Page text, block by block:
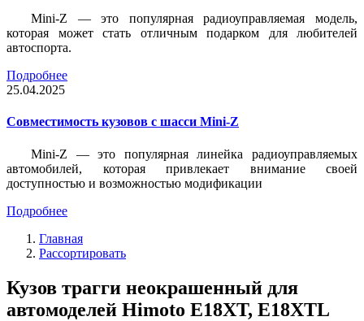
Mini-Z — это популярная радиоуправляемая модель,
которая может стать отличным подарком для любителей
автоспорта.
Подробнее
25.04.2025
Совместимость кузовов с шасси Mini-Z
Mini-Z — это популярная линейка радиоуправляемых
автомобилей, которая привлекает внимание своей
доступностью и возможностью модификации
Подробнее
Главная
Рассортировать
Кузов трагги неокрашенный для
автомоделей Himoto E18XT, E18XTL